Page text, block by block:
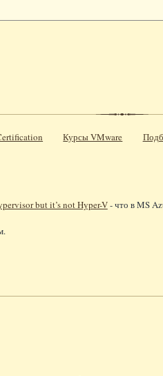
Курсы VMware
but it’s not Hyper-V- что в MS